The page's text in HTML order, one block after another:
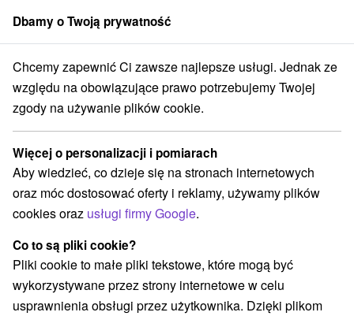
członek grupySorger
Drevenice Stredné Slovensko Žilinský kraj Pavčina Lehota
Drevenice Pavčina Lehota
Kategorie
Wszystkie kategorie
Apartmány(18)
Chaty na prenájom(5) Drevenice
Priváty
Wybierz lokalizację lub datę
Dbamy o Twoją prywatność
Chcemy zapewnić Ci zawsze najlepsze usługi. Jednak ze
względu na obowiązujące prawo potrzebujemy Twojej
zgody na używanie plików cookie.
Więcej o personalizacji i pomiarach
Aby wiedzieć, co dzieje się na stronach internetowych
oraz móc dostosować oferty i reklamy, używamy plików
cookies oraz usługi firmy Google.
Co to są pliki cookie?
Pliki cookie to małe pliki tekstowe, które mogą być
wykorzystywane przez strony internetowe w celu
usprawnienia obsługi przez użytkownika. Dzięki plikom